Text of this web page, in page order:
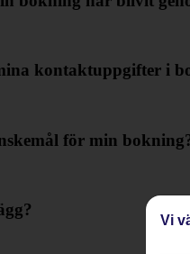
kontaktuppgifter i
för min
Vi